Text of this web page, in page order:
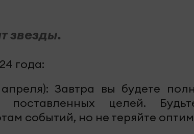
звезды.
года:
Завтра вы будете
поставленных целей.
событий, но не теряйте